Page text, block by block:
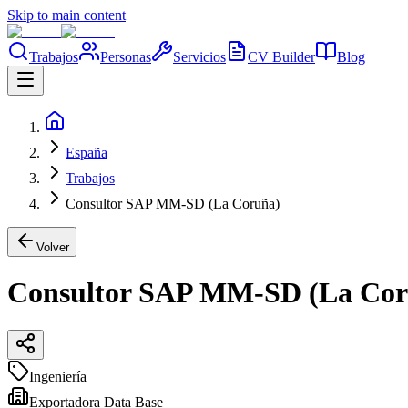
Skip to main content
Trabajos Personas Servicios CV Builder Blog
España
Trabajos
Consultor SAP MM-SD (La Coruña)
Volver
Consultor SAP MM-SD (La
Ingeniería
Exportadora Data Base